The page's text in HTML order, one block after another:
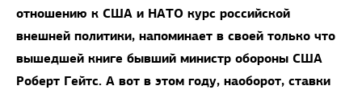
отношению к США и НАТО курс российской
внешней политики, напоминает в своей только что
вышедшей книге бывший министр обороны США
Роберт Гейтс. А вот в этом году, наоборот, ставки